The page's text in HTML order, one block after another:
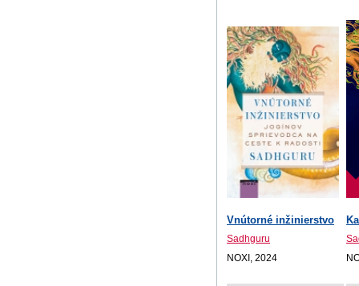
Vnútorné inžinierstvo
Sadhguru
NOXI, 2024